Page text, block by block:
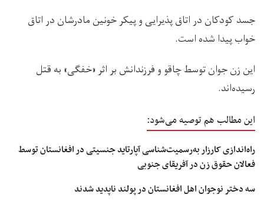
جسد کودکان در اتاق پذیرایی و پیکر خونین مادرشان در اتاق
خواب پیدا شده است.
این زن جوان توسط چاقو و فرزندانش بر اثر «خفگی» به قتل
رسیده‌اند.
این مطالب هم توصیه می‌شود:
راه‌اندازی کارزار به‌رسمیت‌شناسی آپارتاید جنسیتی در افغانستان توسط
فعالان حقوق زن در آفریقای جنوبی
سه دختر نوجوان اهل افغانستان در پولند ناپدید شدند